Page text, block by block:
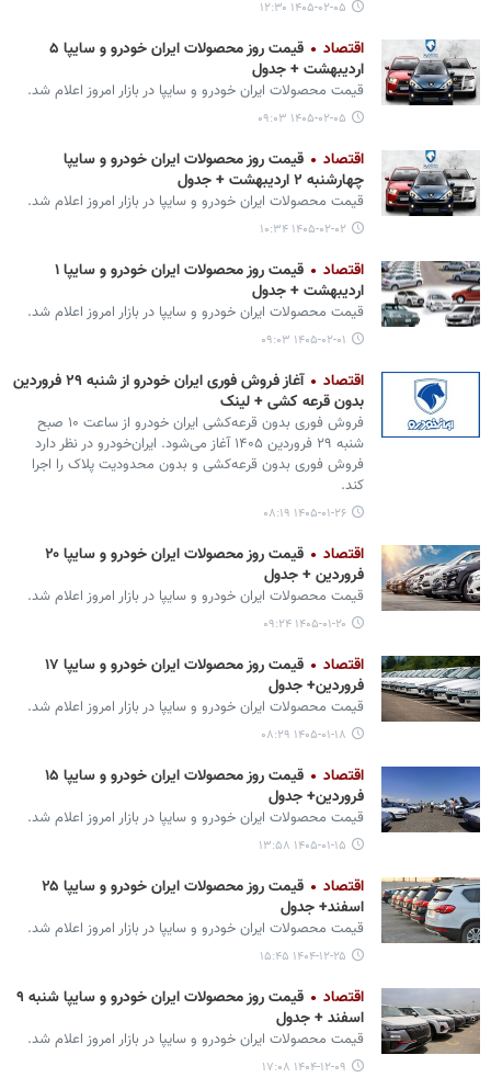
۱۴۰۵-۰۲-۰۵ ۱۲:۳۰
اقتصاد
قیمت روز محصولات ایران خودرو و سایپا ۵
اردیبهشت + جدول
قیمت محصولات ایران‌ خودرو و سایپا در بازار امروز اعلام شد.
۱۴۰۵-۰۲-۰۵ ۰۹:۰۳
اقتصاد
قیمت روز محصولات ایران خودرو و سایپا
چهارشنبه ۲ اردیبهشت + جدول
قیمت محصولات ایران‌ خودرو و سایپا در بازار امروز اعلام شد.
۱۴۰۵-۰۲-۰۲ ۱۰:۳۴
اقتصاد
قیمت روز محصولات ایران خودرو و سایپا ۱
اردیبهشت + جدول
قیمت محصولات ایران‌ خودرو و سایپا در بازار امروز اعلام شد.
۱۴۰۵-۰۲-۰۱ ۰۹:۰۳
اقتصاد
آغاز فروش فوری ایران خودرو از شنبه ۲۹ فروردین
بدون قرعه کشی + لینک
فروش فوری بدون قرعه‌کشی ایران خودرو از ساعت ۱۰ صبح
شنبه ۲۹ فروردین ۱۴۰۵ آغاز می‌شود. ایران‌خودرو در نظر دارد
فروش فوری بدون قرعه‌کشی و بدون محدودیت پلاک را اجرا
کند.
۱۴۰۵-۰۱-۲۶ ۰۸:۱۹
اقتصاد
قیمت روز محصولات ایران خودرو و سایپا ۲۰
فروردین + جدول
قیمت محصولات ایران‌ خودرو و سایپا در بازار امروز اعلام شد.
۱۴۰۵-۰۱-۲۰ ۰۹:۲۴
اقتصاد
قیمت روز محصولات ایران خودرو و سایپا ۱۷
فروردین+ جدول
قیمت محصولات ایران‌ خودرو و سایپا در بازار امروز اعلام شد.
۱۴۰۵-۰۱-۱۸ ۰۸:۲۹
اقتصاد
قیمت روز محصولات ایران خودرو و سایپا ۱۵
فروردین+ جدول
قیمت محصولات ایران‌ خودرو و سایپا در بازار امروز اعلام شد.
۱۴۰۵-۰۱-۱۵ ۱۳:۵۸
اقتصاد
قیمت روز محصولات ایران خودرو و سایپا ۲۵
اسفند+ جدول
قیمت محصولات ایران‌ خودرو و سایپا در بازار امروز اعلام شد.
۱۴۰۴-۱۲-۲۵ ۱۵:۴۵
اقتصاد
قیمت روز محصولات ایران خودرو و سایپا شنبه ۹
اسفند + جدول
قیمت محصولات ایران‌ خودرو و سایپا در بازار امروز اعلام شد.
۱۴۰۴-۱۲-۰۹ ۱۷:۰۸